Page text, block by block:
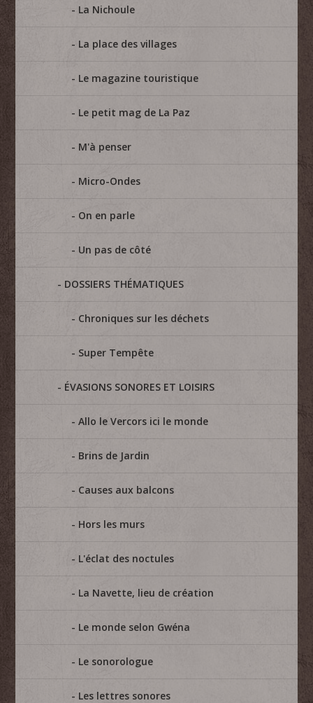
La Nichoule
La place des villages
Le magazine touristique
Le petit mag de La Paz
M'à penser
Micro-Ondes
On en parle
Un pas de côté
DOSSIERS THÉMATIQUES
Chroniques sur les déchets
Super Tempête
ÉVASIONS SONORES ET LOISIRS
Allo le Vercors ici le monde
Brins de Jardin
Causes aux balcons
Hors les murs
L'éclat des noctules
La Navette, lieu de création
Le monde selon Gwéna
Le sonorologue
Les lettres sonores